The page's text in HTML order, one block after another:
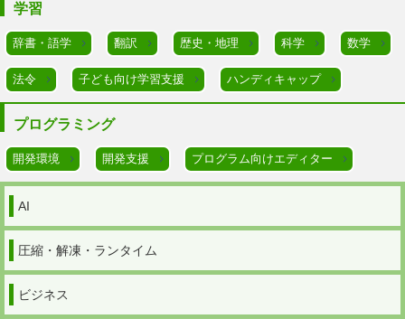
学習
辞書・語学 翻訳 歴史・地理 科学 数学
法令 子ども向け学習支援 ハンディキャップ
プログラミング
開発環境 開発支援 プログラム向けエディター
AI
圧縮・解凍・ランタイム
ビジネス